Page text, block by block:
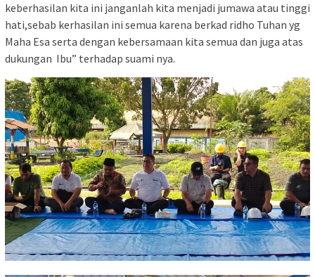
keberhasilan kita ini janganlah kita menjadi jumawa atau tinggi
hati,sebab kerhasilan ini semua karena berkad ridho Tuhan yg
Maha Esa serta dengan kebersamaan kita semua dan juga atas
dukungan Ibu” terhadap suami nya.